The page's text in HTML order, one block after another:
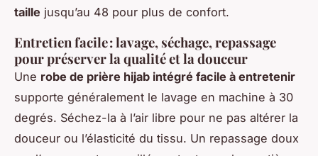
taille jusqu’au 48 pour plus de confort.
Entretien facile : lavage, séchage, repassage
pour préserver la qualité et la douceur
Une robe de prière hijab intégré facile à entretenir
supporte généralement le lavage en machine à 30
degrés. Séchez-la à l’air libre pour ne pas altérer la
douceur ou l’élasticité du tissu. Un repassage doux